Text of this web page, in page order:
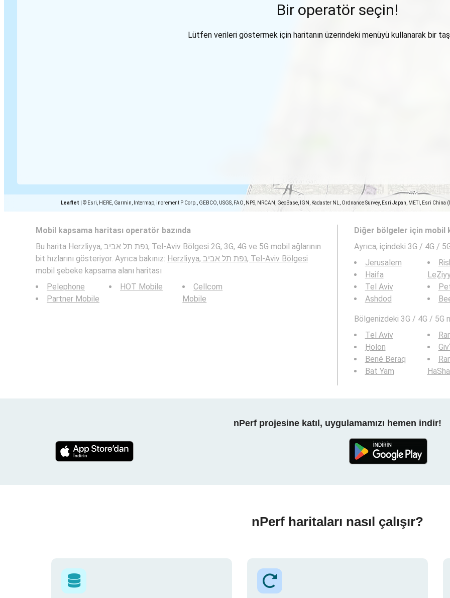
Leaflet © Esri, HERE, Garmin, Intermap, increment P Corp., GEBCO, USGS, FAO, NPS, NRCAN, GeoBase, IGN, Kadaster NL, Ordnance Survey, Esri Japan, METI, Esri
Bir operatör seçin!
Lütfen verileri göstermek için haritanın üzerindeki menüyü kullanarak bir
Mobil kapsama haritası operatör bazında
Bu harita Herzliyya, נפת תל אביב, Tel-Aviv Bölgesi 2G, 3G, 4G ve 5G mobil ağlarının
bit hızlarını gösteriyor. Ayrıca bakınız:
Herzliyya, נפת תל אביב, Tel-Aviv Bölgesi
mobil şebeke kapsama alanı haritası
Pelephone
Partner Mobile
HOT Mobile
Cellcom
Mobile
Diğer bölgeler için mobil
Ayrıca, içindeki 3G / 4G /
Jerusalem
Haifa
Tel Aviv
Ashdod
Bölgenizdeki 3G / 4G / 5G
Tel Aviv
H̱olon
Bené Beraq
Bat Yam
nPerf projesine katıl, uygulamamızı hemen indir!
nPerf haritaları nasıl çalışır?